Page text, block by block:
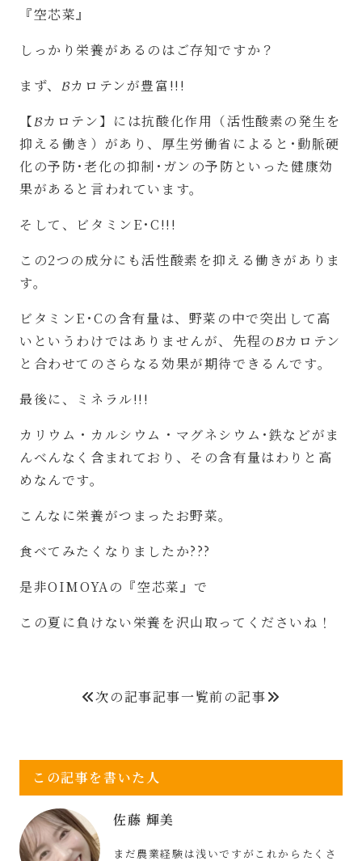
『空芯菜』
しっかり栄養があるのはご存知ですか？
まず、 𝓑カロテンが豊富!!!
【𝓑カロテン】には抗酸化作用（活性酸素の発生を
抑える働き）があり、厚生労働省によると･動脈硬
化の予防･老化の抑制･ガンの予防といった健康効
果があると言われています。
そして、ビタミンE･C!!!
この2つの成分にも活性酸素を抑える働きがありま
す。
ビタミンE ･Cの含有量は、野菜の中で突出して高
いというわけではありませんが、先程の𝓑カロテン
と合わせてのさらなる効果が期待できるんです。
最後に、ミネラル!!!
カリウム・カルシウム・マグネシウム･鉄などがま
んべんなく含まれており、その含有量はわりと高
めなんです。
こんなに栄養がつまったお野菜。
食べてみたくなりましたか???
是非OIMOYAの『空芯菜』で
この夏に負けない栄養を沢山取ってくださいね！
次の記事記事一覧前の記事
この記事を書いた人
佐藤 輝美
まだ農業経験は浅いですがこれからたくさ